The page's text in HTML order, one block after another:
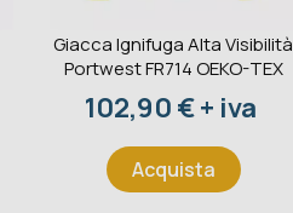
Giacca Ignifuga Alta Visibilità
Portwest FR714 OEKO-TEX
Prezzo
102,90 € + iva
Acquista